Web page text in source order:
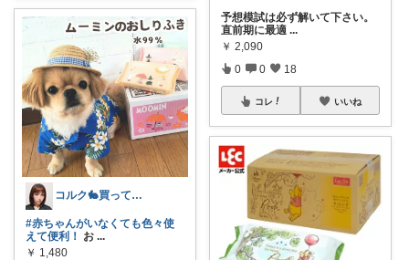
コルク🐇買ってよかった！オリジナル写真
#赤ちゃんがいなくても色々使
えて便利！
お ...
￥ 1,480
予想模試は必ず解いて下さい。
直前期に最適 ...
￥ 2,090
0 0 18
コレ いいね